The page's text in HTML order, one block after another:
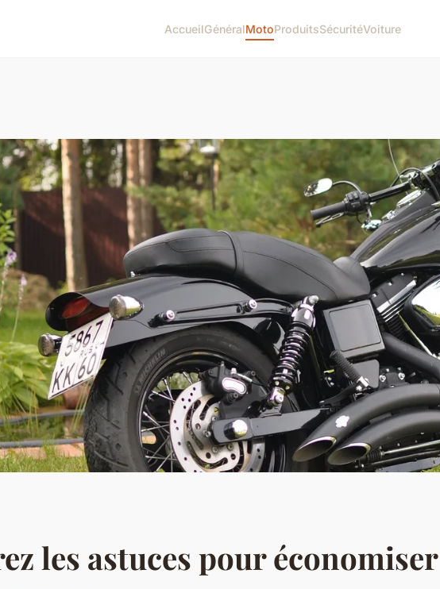
AccueilGénéralMotoProduitsSécuritéVoiture
les astuces pour